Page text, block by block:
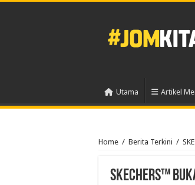
Utama Artikel
Home / Berita Terkini /
SKECHERS™